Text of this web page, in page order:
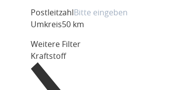
Postleitzahl
Umkreis50 km
Weitere Filter
Kraftstoff